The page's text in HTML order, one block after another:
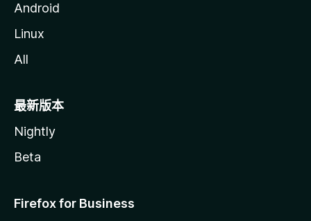
Android
Linux
All
最新版本
Nightly
Beta
Firefox for Business